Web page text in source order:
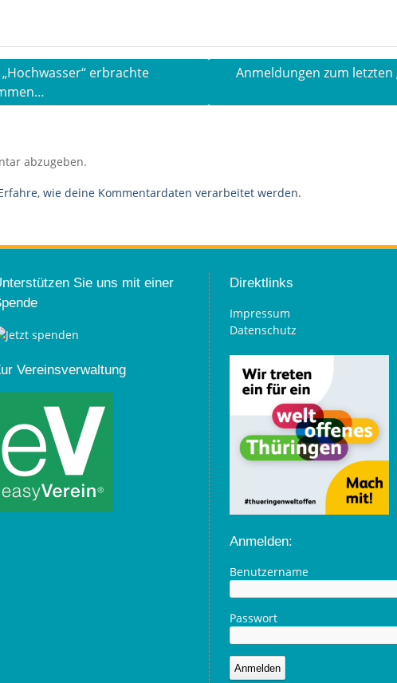
erbrachte
Anmeldungen zum letzten
abzugeben.
wie deine Kommentardaten verarbeitet werden.
Sie uns mit einer
Vereinsverwaltung
Direktlinks
Impressum
Datenschutz
Anmelden:
Benutzername
Passwort